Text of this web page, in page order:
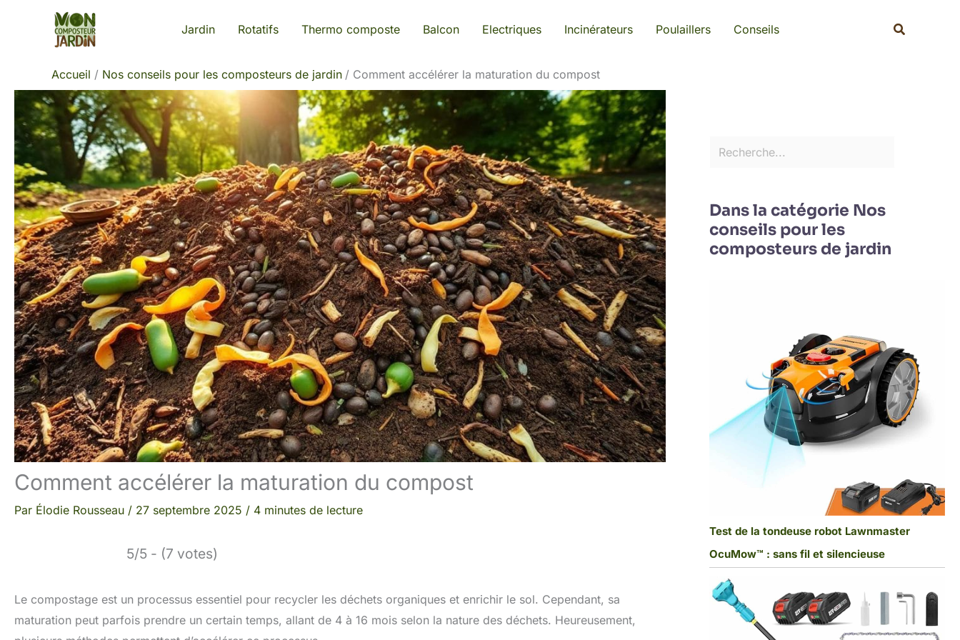
Jardin Rotatifs Thermo composte Balcon Electriques Incinérateurs Poulaillers Conseils
Accueil Nos conseils pour les composteurs de jardin Comment accélérer la maturation du compost
Comment accélérer la maturation du compost
Par Élodie Rousseau / 27 septembre 2025 / 4 minutes de lecture
5/5 - (7 votes)
Le compostage est un processus essentiel pour recycler les déchets organiques et enrichir le sol. Cependant, sa
maturation peut parfois prendre un certain temps, allant de 4 à 16 mois selon la nature des déchets. Heureusement,
Dans la catégorie Nos
conseils pour les
composteurs de jardin
Test de la tondeuse robot Lawnmaster
OcuMow™ : sans fil et silencieuse